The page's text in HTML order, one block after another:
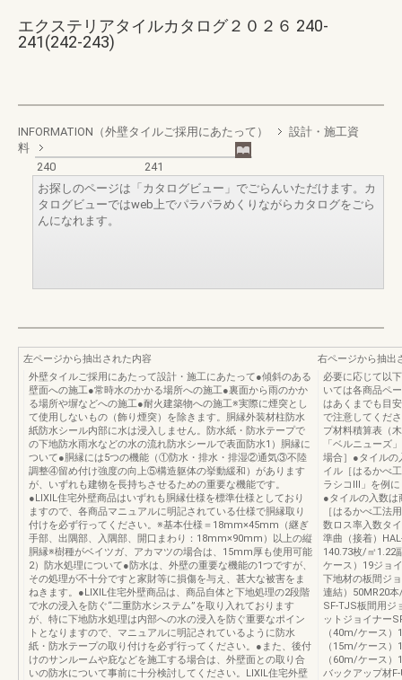
エクステリアタイルカタログ２０２６ 240-
241(242-243)
INFORMATION（外壁タイルご採用にあたって）
設計・施工資
料
240
241
お探しのページは「カタログビュー」でごらんいただけます。カ
タログビューではweb上でパラパラめくりながらカタログをごら
んになれます。
左ページから抽出された内容
外壁タイルご採用にあたって設計・施工にあたって●傾斜のある
壁面への施工●常時水のかかる場所への施工●裏面から雨のかか
る場所や塀などへの施工●耐火建築物への施工※実際に煙突とし
て使用しないもの（飾り煙突）を除きます。胴縁外装材柱防水
紙防水シール内部に水は浸入しません。防水紙・防水テープで
の下地防水雨水などの水の流れ防水シールで表面防水1）胴縁に
ついて●胴縁には5つの機能（①防水・排水・排湿②通気③不陸
調整④留め付け強度の向上⑤構造躯体の挙動緩和）があります
が、いずれも建物を長持ちさせるための重要な機能です。
●LIXIL住宅外壁商品はいずれも胴縁仕様を標準仕様としており
ますので、各商品マニュアルに明記されている仕様で胴縁取り
付けを必ず行ってください。※基本仕様＝18mm×45mm（継ぎ
手部、出隅部、入隅部、開口まわり：18mm×90mm）以上の縦
胴縁※樹種がベイツガ、アカマツの場合は、15mm厚も使用可能
2）防水処理について●防水は、外壁の重要な機能の1つですが、
その処理が不十分ですと家財等に損傷を与え、甚大な被害をま
ねきます。●LIXIL住宅外壁商品は、商品自体と下地処理の2段階
で水の浸入を防ぐ“二重防水システム”を取り入れております
が、特に下地防水処理は内部への水の浸入を防ぐ重要なポイン
トとなりますので、マニュアルに明記されているように防水
紙・防水テープの取り付けを必ず行ってください。●また、後付
けのサンルームや庇などを施工する場合は、外壁面との取り合
いの防水について事前に十分検討してください。LIXIL住宅外壁
右ページから抽出
必要に応じて以
いては各商品ペ
はあくまでも目
で注意してくだ
プ材料積算表（
「ベルニューズ
場合］●タイルの
イル［はるかべ
ラシコⅢ」を例
●タイルの入数は
［はるかべ工法
数ロス率入数タ
準曲（接着）
140.73枚/㎡1.22
ケース）19ジョ
下地材の板間ジ
連結）50MR20
SF-TJS板間用ジ
ットジョイナー
（40m/ケース
（15m/ケース
（60m/ケース
バックアップ材